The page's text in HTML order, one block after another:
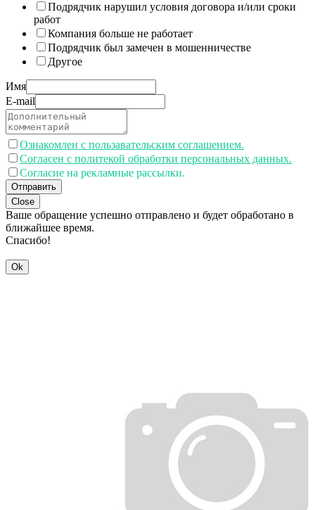
Подрядчик нарушил условия договора и/или сроки
работ
Компания больше не работает
Подрядчик был замечен в мошенничестве
Другое
Имя
E-mail
Ознакомлен с пользавательским соглашением.
Согласен с политекой обработки персональных данных.
Согласие на рекламные рассылки.
Отправить
Close
Ваше обращение успешно отправлено и будет обработано в
ближайшее время.
Спасибо!
Ok